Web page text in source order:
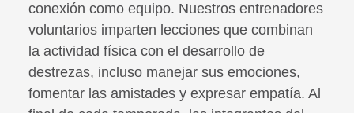
conexión como equipo. Nuestros entrenadores
voluntarios imparten lecciones que combinan
la actividad física con el desarrollo de
destrezas, incluso manejar sus emociones,
fomentar las amistades y expresar empatía. Al